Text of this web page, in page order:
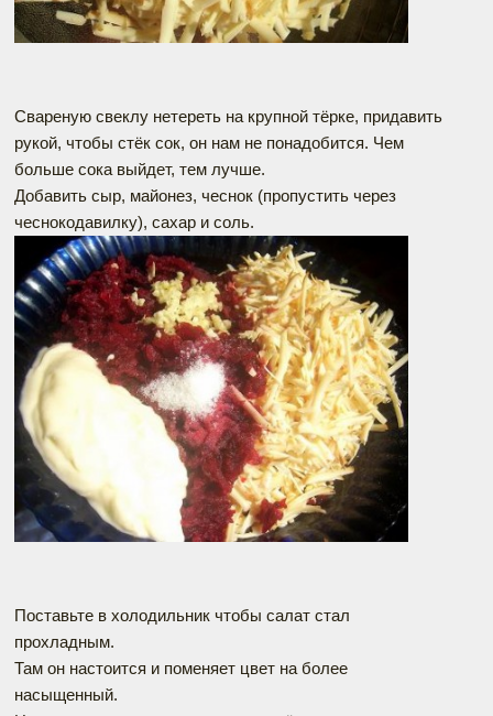
Свареную свеклу нетереть на крупной тёрке, придавить
рукой, чтобы стёк сок, он нам не понадобится. Чем
больше сока выйдет, тем лучше.
Добавить сыр, майонез, чеснок (пропустить через
чеснокодавилку), сахар и соль.
Поставьте в холодильник чтобы салат стал
прохладным.
Там он настоится и поменяет цвет на более
насыщенный.